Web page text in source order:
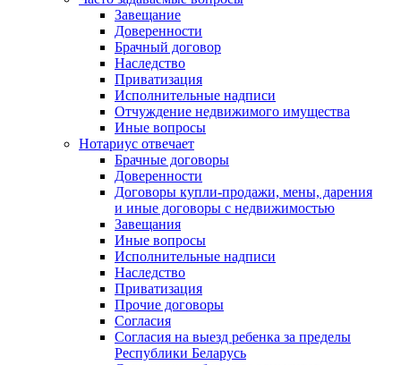
Завещание
Доверенности
Брачный договор
Наследство
Приватизация
Исполнительные надписи
Отчуждение недвижимого имущества
Иные вопросы
Нотариус отвечает
Брачные договоры
Доверенности
Договоры купли-продажи, мены, дарения
и иные договоры с недвижимостью
Завещания
Иные вопросы
Исполнительные надписи
Наследство
Приватизация
Прочие договоры
Согласия
Согласия на выезд ребенка за пределы
Республики Беларусь